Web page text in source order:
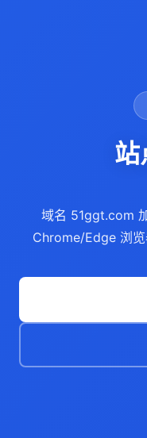
站
域名 51ggt.com
Chrome/Edge 浏览